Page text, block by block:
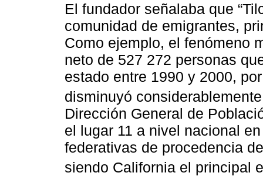
El fundador señalaba que
comunidad de emigrantes,
Como ejemplo, el fenómeno
neto de 527 272 personas
estado entre 1990 y 2000,
disminuyó
Dirección General de
el lugar 11 a nivel nacional
federativas de procedencia
siendo California el principal